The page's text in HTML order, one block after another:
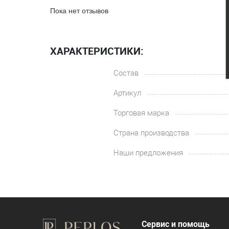
Пока нет отзывов
ХАРАКТЕРИСТИКИ:
Состав
Артикул
Торговая марка
Страна производства
Наши предложения
Сервис и помощь